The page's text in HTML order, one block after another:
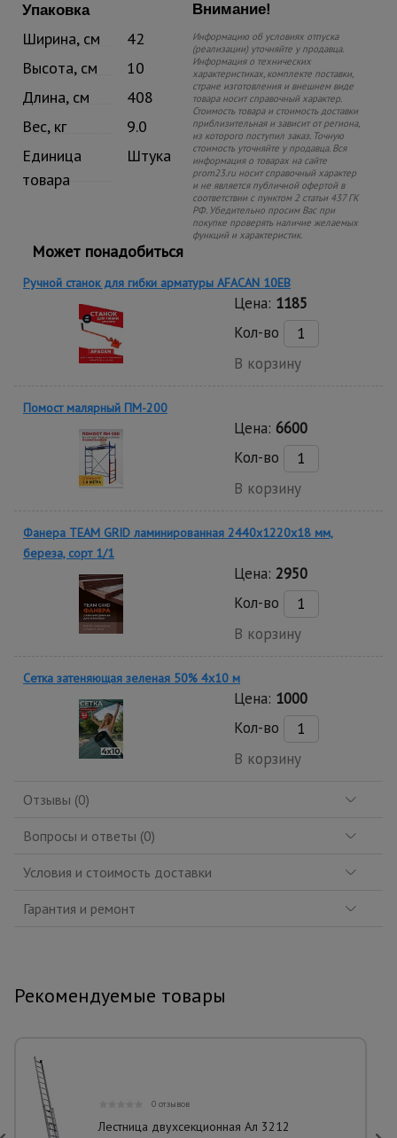
Упаковка
Ширина, см
42
Высота, см
10
Длина, см
408
Вес, кг
9.0
Единица
товара
Штука
Внимание!
Информацию об условиях отпуска
(реализации) уточняйте у продавца.
Информация о технических
характеристиках, комплекте поставки,
стране изготовления и внешнем виде
товара носит справочный характер.
Стоимость товара и стоимость доставки
приблизительная и зависит от региона,
из которого поступил заказ. Точную
стоимость уточняйте у продавца. Вся
информация о товарах на сайте
prom23.ru носит справочный характер
и не является публичной офертой в
соответствии с пунктом 2 статьи 437 ГК
РФ. Убедительно просим Вас при
покупке проверять наличие желаемых
функций и характеристик.
Может понадобиться
Ручной станок для гибки арматуры AFACAN 10EB
Цена: 1185
Кол-во
В корзину
Помост малярный ПМ-200
Цена: 6600
Кол-во
В корзину
Фанера TEAM GRID ламинированная 2440х1220х18 мм,
береза, сорт 1/1
Цена: 2950
Кол-во
В корзину
Сетка затеняющая зеленая 50% 4х10 м
Цена: 1000
Кол-во
В корзину
Отзывы (0)
Вопросы и ответы (0)
Условия и стоимость доставки
Гарантия и ремонт
Рекомендуемые товары
0 отзывов
Лестница двухсекционная Ал 3212